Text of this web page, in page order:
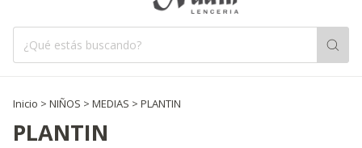
Inicio > NIÑOS > MEDIAS > PLANTIN
PLANTIN